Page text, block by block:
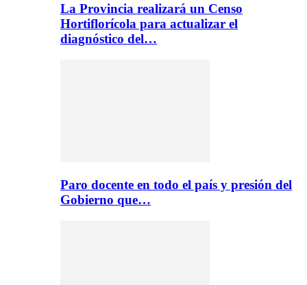
La Provincia realizará un Censo
Hortiflorícola para actualizar el
diagnóstico del…
Paro docente en todo el país y presión del
Gobierno que…